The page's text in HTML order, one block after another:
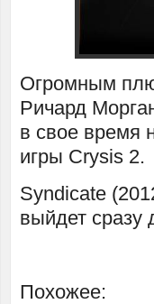
Огромным
Ричард
в свое время
игры Crysis 2.
Syndicate
выйдет сразу
Похожее: